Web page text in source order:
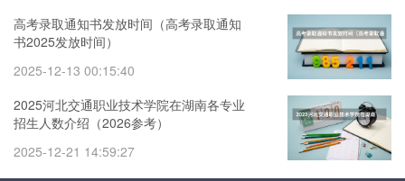
高考录取通知书发放时间（高考录取通知
书2025发放时间）
2025-12-13 00:15:40
2025河北交通职业技术学院在湖南各专业
招生人数介绍（2026参考）
2025-12-21 14:59:27